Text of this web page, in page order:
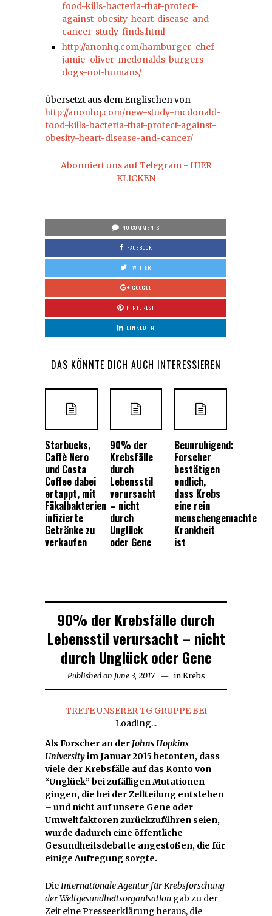
food-kills-bacteria-that-protect-
against-obesity-heart-disease-and-
cancer-study-finds.html
http://anonhq.com/hamburger-chef-
jamie-oliver-mcdonalds-burgers-
dogs-not-humans/
Übersetzt aus dem Englischen von
http://anonhq.com/new-study-mcdonald-
food-kills-bacteria-that-protect-against-
obesity-heart-disease-and-cancer/
Abonniert uns auf Telegram - HIER
KLICKEN
NO COMMENTS
FACEBOOK
TWITTER
GOOGLE
PINTEREST
LINKED IN
DAS KÖNNTE DICH AUCH INTERESSIEREN
Starbucks,
Caffè Nero
und Costa
Coffee dabei
ertappt, mit
Fäkalbakterien
infizierte
Getränke zu
verkaufen
90% der
Krebsfälle
durch
Lebensstil
verursacht
– nicht
durch
Unglück
oder Gene
Beunruhigend:
Forscher
bestätigen
endlich,
dass Krebs
eine rein
menschengemachte
Krankheit
ist
90% der Krebsfälle durch
Lebensstil verursacht – nicht
durch Unglück oder Gene
Published on June 3, 2017April in Krebs
TRETE UNSERER TG GRUPPE BEI
Loading...
Als Forscher an der Johns Hopkins
Universityim Januar 2015 betonten, dass
viele der Krebsfälle auf das Konto von
“Unglück” bei zufälligen Mutationen
gingen, die bei der Zellteilung entstehen
– und nicht auf unsere Gene oder
Umweltfaktoren zurückzuführen seien,
wurde dadurch eine öffentliche
Gesundheitsdebatte angestoßen, die für
einige Aufregung sorgte.
DieInternationale Agentur für Krebsforschung
der Weltgesundheitsorganisation gab zu der
Zeit eine Presseerklärung heraus, die